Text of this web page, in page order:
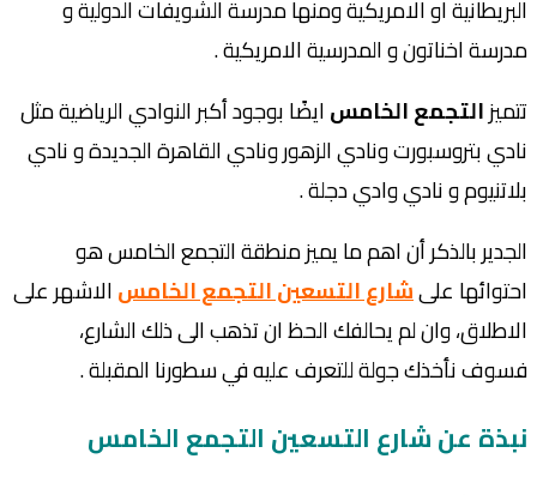
البريطانية او الامريكية ومنهامدرسة الشويفات الدولية و
مدرسة اخناتون و المدرسية الامريكية .
تتميزالتجمع الخامسايضًا بوجود أكبر النوادي الرياضية مثل
نادي بتروسبورت ونادي الزهور ونادي القاهرة الجديدة و نادي
بلاتنيوم و نادي وادي دجلة .
الجدير بالذكر أن اهم ما يميز منطقة التجمع الخامس هو
احتوائها علىشارع التسعين التجمع الخامسالاشهر على
الاطلاق، وان لم يحالفك الحظ ان تذهب الى ذلك الشارع،
فسوف نأخذك جولة للتعرف عليه في سطورنا المقبلة .
نبذة عنشارع التسعين التجمع الخامس